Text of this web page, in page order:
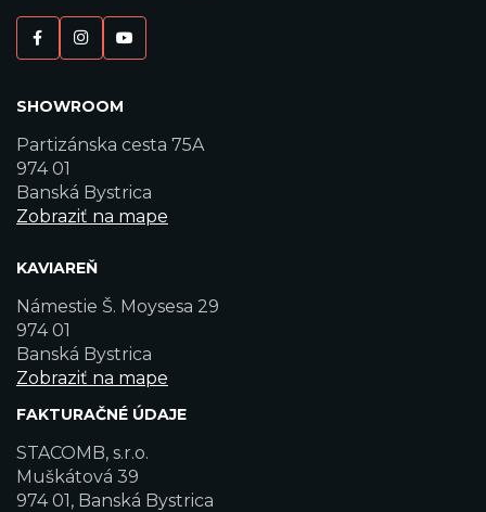
SHOWROOM
Partizánska cesta 75A
974 01
Banská Bystrica
Zobraziť na mape
KAVIAREŇ
Námestie Š. Moysesa 29
974 01
Banská Bystrica
Zobraziť na mape
FAKTURAČNÉ ÚDAJE
STACOMB, s.r.o.
Muškátová 39
974 01, Banská Bystrica